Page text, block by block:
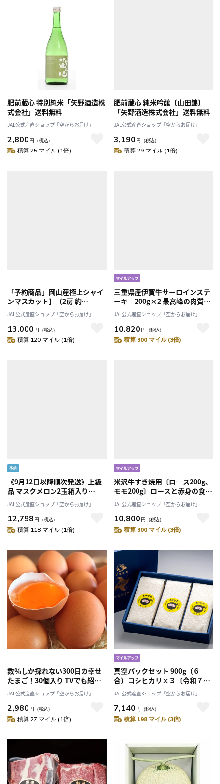
肥前蔵心 特別純米「矢野酒造株
式会社」送料無料
JAL公式産直ショップ「空からお届け」
2,800 円 （税込）
積算 25 マイル (1倍)
肥前蔵心 純米吟醸〔山田錦〕
「矢野酒造株式会社」送料無料
JAL公式産直ショップ「空からお届け」
3,190 円 （税込）
積算 29 マイル (1倍)
「予約商品」岡山産極上シャイ
ンマスカット】（2房 約
1,100g）7月上旬以降発送「桃
茂実苑(ともみえん)」
JAL公式産直ショップ「空からお届け」
13,000 円 （税込）
積算 120 マイル (1倍)
三重県産伊賀牛サーロインステ
ーキ 200g×2 最高峰の肉質！
伊賀地域のみの希少な牛「有限
会社伊賀肉の駒井」 送料無料
JAL公式産直ショップ「空からお届け」
10,820 円 （税込）
積算 300 マイル (3倍)
《9月12日以降順次発送》上級
品 マスクメロン2玉箱入り
3.2kg以上【一果相伝】「株式
会社篤農」
JAL公式産直ショップ「空からお届け」
12,798 円 （税込）
積算 118 マイル (1倍)
米沢牛すき焼用〔ロース200g、
モモ200g〕ロースと赤身の食べ
比べ！「米沢牛黄木」
JAL公式産直ショップ「空からお届け」
10,800 円 （税込）
積算 300 マイル (3倍)
数％しか採れない300日の幸せ
たまご！30個入り TVでも紹
介！当日産みたて卵！「株式会
社エッグハウス川北」
JAL公式産直ショップ「空からお届け」
2,980 円 （税込）
積算 27 マイル (1倍)
真空パックセット 900g（６
合）コシヒカリ×３〔令和７年
産新米！〕特別栽培米伊賀米コ
シヒカリ「西山農園」送料無料
JAL公式産直ショップ「空からお届け」
7,140 円 （税込）
積算 198 マイル (3倍)